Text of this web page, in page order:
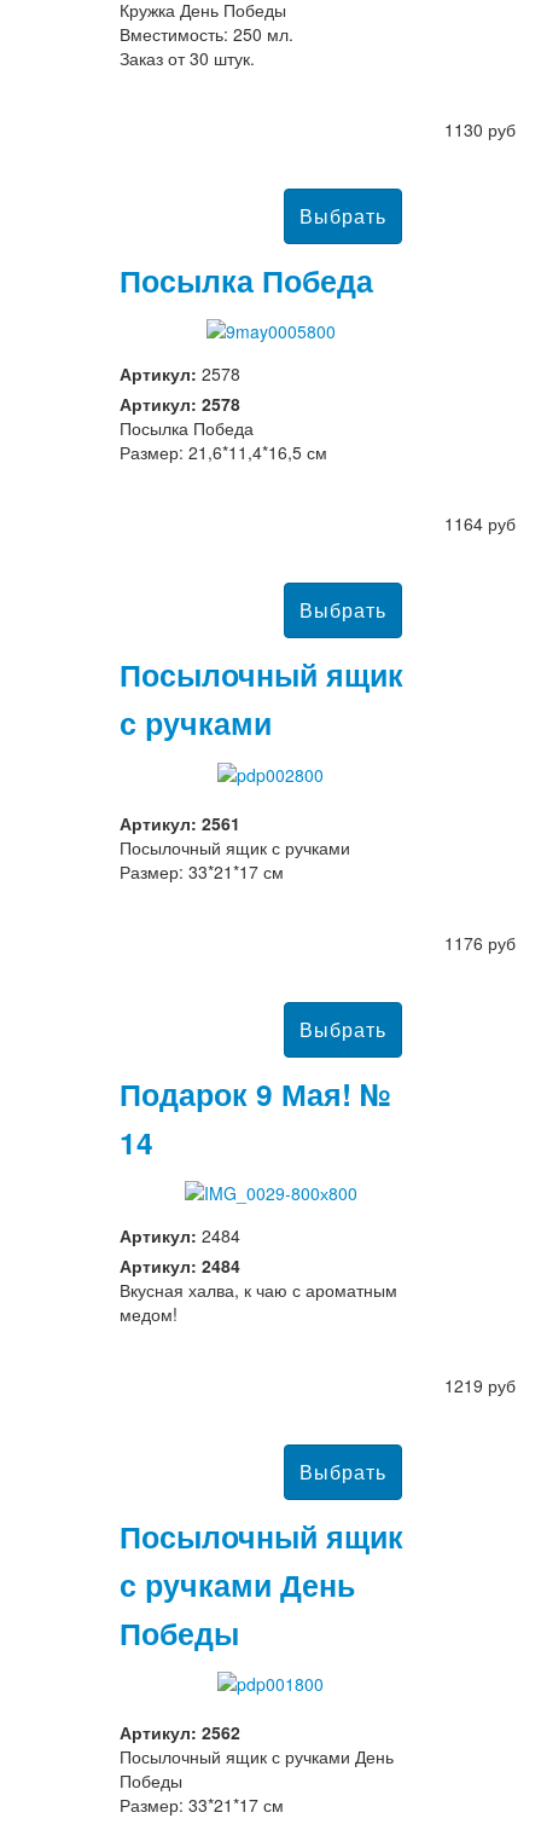
Кружка День Победы
Вместимость: 250 мл.
Заказ от 30 штук.
1130 руб
Посылка Победа
Артикул: 2578
Артикул: 2578
Посылка Победа
Размер: 21,6*11,4*16,5 см
1164 руб
Посылочный ящик
с ручками
Артикул: 2561
Посылочный ящик с ручками
Размер: 33*21*17 см
1176 руб
Подарок 9 Мая! №
14
Артикул: 2484
Артикул: 2484
Вкусная халва, к чаю с ароматным
медом!
1219 руб
Посылочный ящик
с ручками День
Победы
Артикул: 2562
Посылочный ящик с ручками День
Победы
Размер: 33*21*17 см